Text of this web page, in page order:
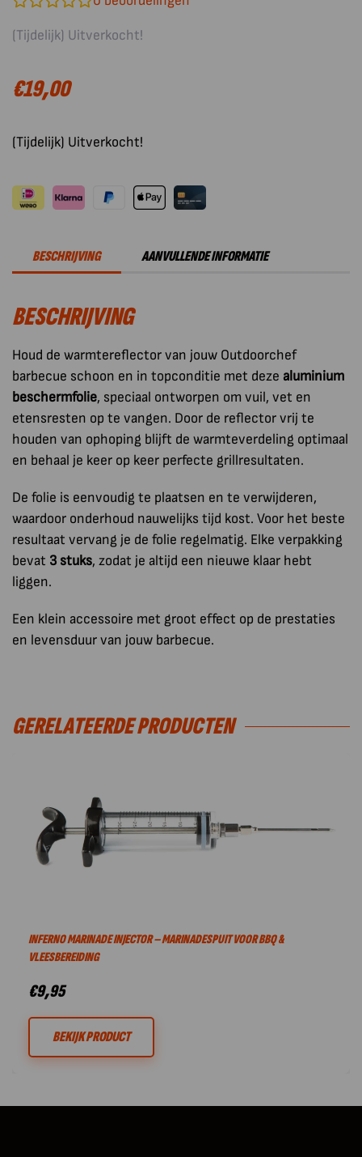
(Tijdelijk) Uitverkocht!
€19,00
(Tijdelijk) Uitverkocht!
BESCHRIJVING AANVULLENDE INFORMATIE
BESCHRIJVING
Houd de warmtereflector van jouw Outdoorchef
barbecue schoon en in topconditie met deze aluminium
beschermfolie, speciaal ontworpen om vuil, vet en
etensresten op te vangen. Door de reflector vrij te
houden van ophoping blijft de warmteverdeling optimaal
en behaal je keer op keer perfecte grillresultaten.
De folie is eenvoudig te plaatsen en te verwijderen,
waardoor onderhoud nauwelijks tijd kost. Voor het beste
resultaat vervang je de folie regelmatig. Elke verpakking
bevat 3 stuks, zodat je altijd een nieuwe klaar hebt
liggen.
Een klein accessoire met groot effect op de prestaties
en levensduur van jouw barbecue.
GERELATEERDE PRODUCTEN
INFERNO MARINADE INJECTOR – MARINADESPUIT VOOR BBQ &
VLEESBEREIDING
€9,95
BEKIJK PRODUCT